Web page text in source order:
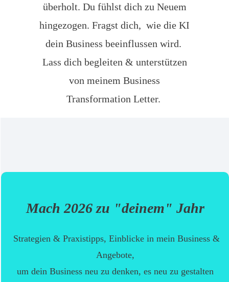
überholt. Du fühlst dich zu Neuem
hingezogen. Fragst dich, wie die KI
dein Business beeinflussen wird.
Lass dich begleiten & unterstützen
von meinem Business
Transformation Letter.
Mach 2026 zu "deinem" Jahr
Strategien & Praxistipps, Einblicke in mein Business &
Angebote,
um dein Business neu zu denken, es neu zu gestalten